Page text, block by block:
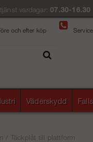
vardagar:07.30-16.30
och efter köp
Väderskydd
Täckplåt till plattform